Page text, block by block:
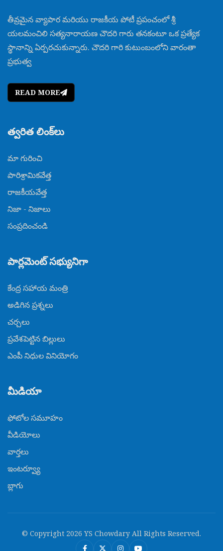
తీవ్రమైన వ్యాపార మరియు రాజకీయ పోటీ ప్రపంచంలో శ్రీ
యలమంచిలి సత్యనారాయణ చౌదరి గారు తనకంటూ ఒక ప్రత్యేక
స్థానాన్ని ఏర్పరచుకున్నారు. చౌదరి గారి కుటుంబంలోని వారంతా
ప్రభుత్వ
READ MORE
త్వరిత లింక్‌లు
మా గురించి
పారిశ్రామికవేత్త
రాజకీయవేత్త
నిజా - నిజాలు
సంప్రదించండి
పార్లమెంట్ సభ్యునిగా
కేంద్ర సహాయ మంత్రి
అడిగిన ప్రశ్నలు
చర్చలు
ప్రవేశపెట్టిన బిల్లులు
ఎంపీ నిధుల వినియోగం
మీడియా
ఫోటోల సమూహం
వీడియోలు
వార్తలు
ఇంటర్వ్యూ
బ్లాగు
© Copyright 2026 YS Chowdary All Rights Reserved.